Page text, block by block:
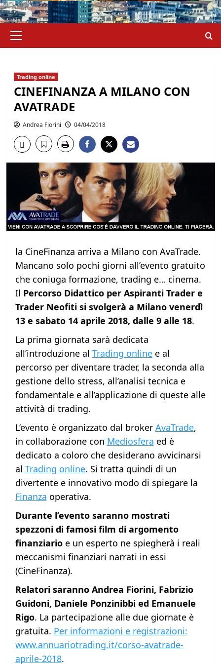
principale
Trading online
CINEFINANZA A MILANO CON
AVATRADE
Andrea Fiorini 04/04/2018
la CineFinanza arriva a Milano con AvaTrade.
Mancano solo pochi giorni all’evento gratuito
che coniuga formazione, trading e… cinema.
Il Percorso Didattico per Aspiranti Trader e
Trader Neofiti si svolgerà a Milano venerdì
13 e sabato 14 aprile 2018, dalle 9 alle 18.
La prima giornata sarà dedicata
all’introduzione al Trading onlinee al
percorso per diventare trader, la seconda alla
gestione dello stress, all’analisi tecnica e
fondamentale e all’applicazione di queste alle
attività di trading.
L’evento è organizzato dal broker AvaTrade,
in collaborazione con Mediosfera ed è
dedicato a coloro che desiderano avvicinarsi
al Trading online. Si tratta quindi di un
divertente e innovativo modo di spiegare la
Finanza operativa.
Durante l’evento saranno mostrati
spezzoni di famosi film di argomento
finanziarioe un esperto ne spiegherà i reali
meccanismi finanziari narrati in essi
(CineFinanza).
Relatori saranno Andrea Fiorini, Fabrizio
Guidoni, Daniele Ponzinibbi ed Emanuele
Rigo. La partecipazione alle due giornate è
gratuita. Per informazioni e registrazioni:
www.annuariotrading.it/corso-avatrade-
aprile-2018.